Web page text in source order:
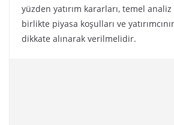
yüzden yatırım kararları, temel
birlikte piyasa koşulları ve
dikkate alınarak verilmelidir.